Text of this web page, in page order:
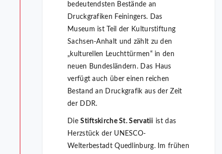
bedeutendsten Bestände an
Druckgrafiken Feiningers. Das
Museum ist Teil der Kulturstiftung
Sachsen-Anhalt und zählt zu den
„kulturellen Leuchttürmen“ in den
neuen Bundesländern. Das Haus
verfügt auch über einen reichen
Bestand an Druckgrafik aus der Zeit
der DDR.
DieStiftskirche St. Servatii ist das
Herzstück der UNESCO-
Welterbestadt Quedlinburg. Im frühen